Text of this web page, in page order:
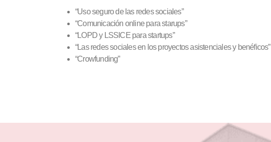
“Uso seguro de las redes sociales”
“Comunicación online para starups”
“LOPD y LSSICE para startups”
“Las redes sociales en los proyectos asistenciales y benéficos”
“Crowfunding”